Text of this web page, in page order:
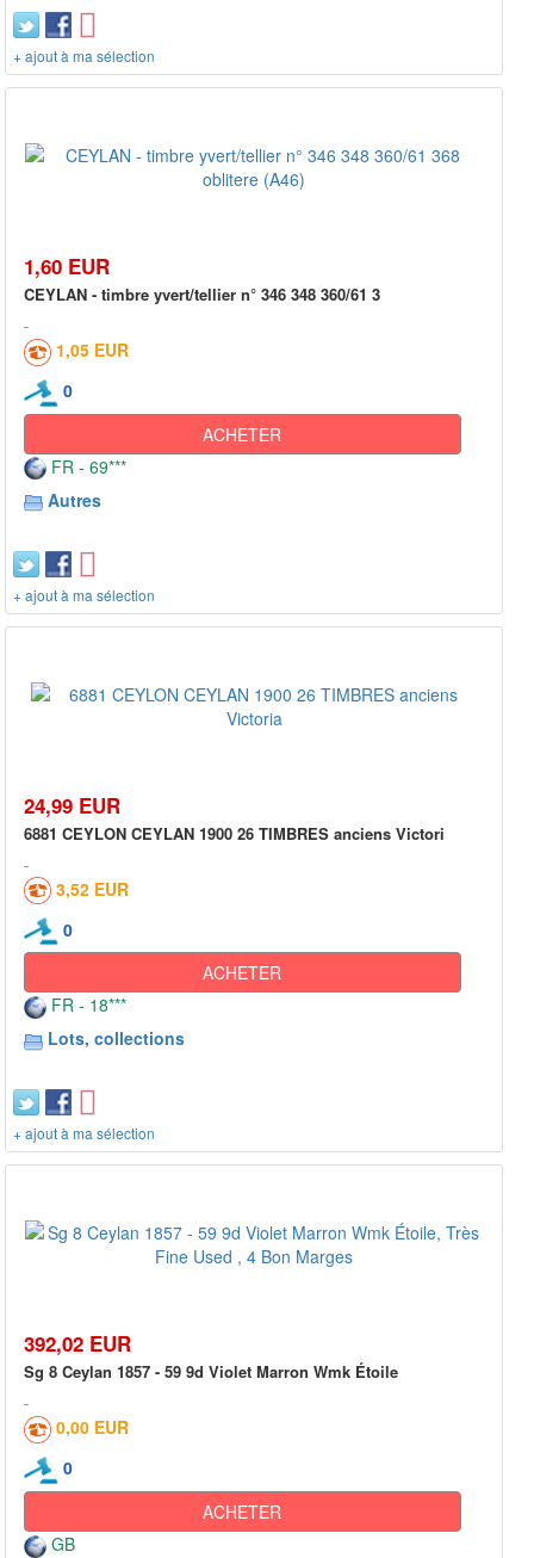
+ ajout à ma sélection
1,60 EUR
CEYLAN - timbre yvert/tellier n° 346 348 360/61 3
1,05 EUR
0
ACHETER
FR - 69***
Autres
+ ajout à ma sélection
24,99 EUR
6881 CEYLON CEYLAN 1900 26 TIMBRES anciens Victori
3,52 EUR
0
ACHETER
FR - 18***
Lots, collections
+ ajout à ma sélection
392,02 EUR
Sg 8 Ceylan 1857 - 59 9d Violet Marron Wmk Étoile
0,00 EUR
0
ACHETER
GB